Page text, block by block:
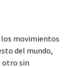
movimientos
del mundo,
otro sin